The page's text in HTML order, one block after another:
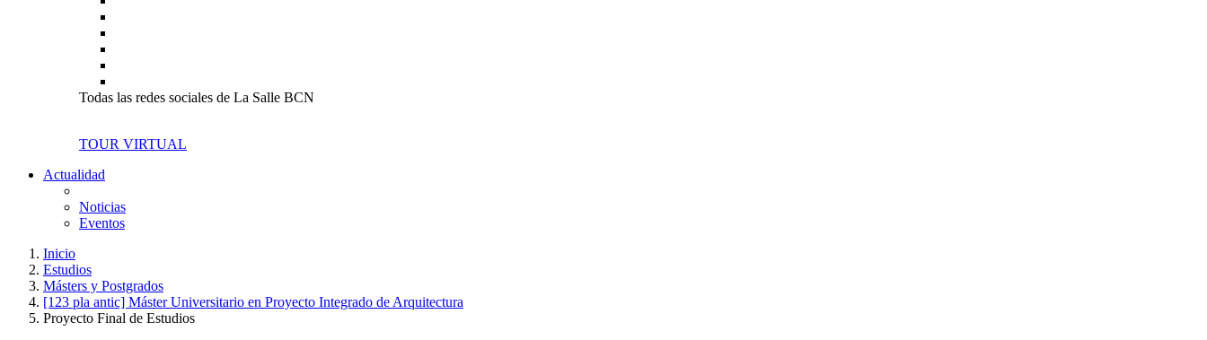
Todas las redes sociales de La Salle BCN
TOUR VIRTUAL
Actualidad
Noticias
Eventos
Inicio
Estudios
Másters y Postgrados
[123 pla antic] Máster Universitario en Proyecto Integrado de Arquitectura
Proyecto Final de Estudios